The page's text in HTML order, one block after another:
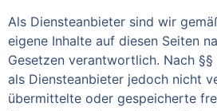
Als Diensteanbieter sind wir
eigene Inhalte auf diesen Seiten
Gesetzen verantwortlich. Nach
als Diensteanbieter jedoch nicht
übermittelte oder gespeicherte